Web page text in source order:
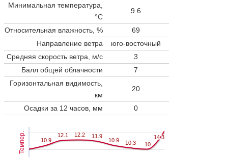
Минимальная температура,
°C
9.6
Относительная влажность, %
69
Направление ветра
юго-восточный
Средняя скорость ветра, м/с
3
Балл общей облачности
7
Горизонтальная видимость,
км
20
Осадки за 12 часов, мм 0
Темпер. 10.9
10.9
12.1
12.1 12.2
12.2 11.9
11.9
10.9
10.9 10.3
10.3 10
10
14.3
14.3